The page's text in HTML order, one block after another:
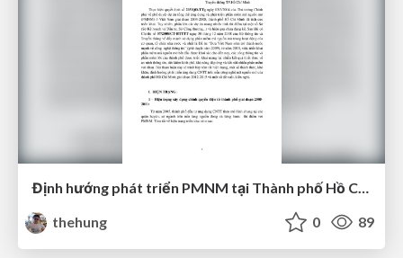
Định hướng phát triển PMNM tại Thành phố Hồ Chí Minh
thehung
0 89